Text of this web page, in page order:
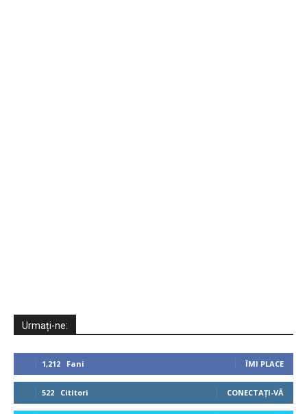
Urmați-ne:
1,212 Fani ÎMI PLACE
522 Cititori CONECTAȚI-VĂ